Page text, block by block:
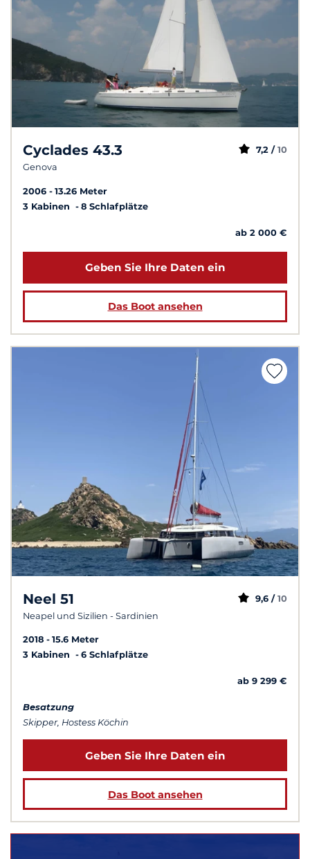
Cyclades 43.3
Genova
7,2 / 10
2006
13.26 Meter
3 Kabinen
8 Schlafplätze
ab 2 000 €
Geben Sie Ihre Daten ein
Das Boot ansehen
Neel 51
Neapel und Sizilien - Sardinien
9,6 / 10
2018
15.6 Meter
3 Kabinen
6 Schlafplätze
ab 9 299 €
Besatzung
Skipper, Hostess Köchin
Geben Sie Ihre Daten ein
Das Boot ansehen